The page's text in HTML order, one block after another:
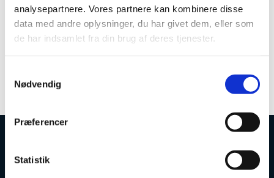
analysepartnere. Vores partnere kan kombinere disse
data med andre oplysninger, du har givet dem, eller som
de har indsamlet fra din brug af deres tjenester.
t
Nødvendig
Præferencer
Statistik
Cecilie Rahbek Wassberg
Fuldmægtig
Direkte telefon:+45 7231 9162
Uddannelses- og Forskningsstyrelsen